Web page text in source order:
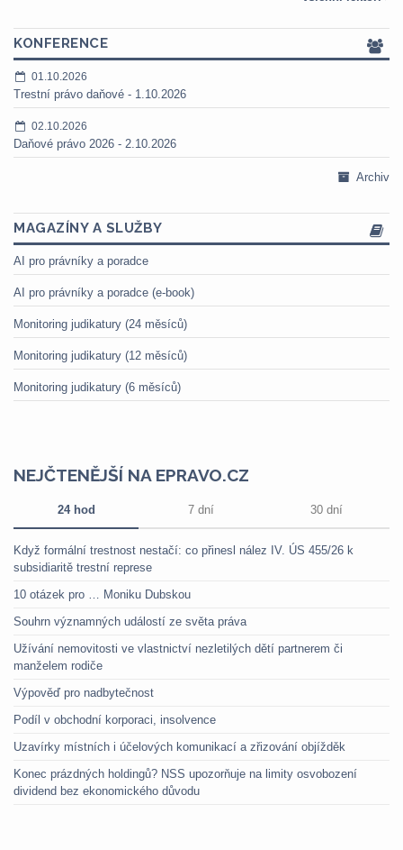
KONFERENCE
01.10.2026
Trestní právo daňové - 1.10.2026
02.10.2026
Daňové právo 2026 - 2.10.2026
Archiv
MAGAZÍNY A SLUŽBY
AI pro právníky a poradce
AI pro právníky a poradce (e-book)
Monitoring judikatury (24 měsíců)
Monitoring judikatury (12 měsíců)
Monitoring judikatury (6 měsíců)
NEJČTENĚJŠÍ NA EPRAVO.CZ
24 hod 7 dní 30 dní
Když formální trestnost nestačí: co přinesl nález IV. ÚS 455/26 k
subsidiaritě trestní represe
10 otázek pro … Moniku Dubskou
Souhrn významných událostí ze světa práva
Užívání nemovitosti ve vlastnictví nezletilých dětí partnerem či
manželem rodiče
Výpověď pro nadbytečnost
Podíl v obchodní korporaci, insolvence
Uzavírky místních i účelových komunikací a zřizování objížděk
Konec prázdných holdingů? NSS upozorňuje na limity osvobození
dividend bez ekonomického důvodu